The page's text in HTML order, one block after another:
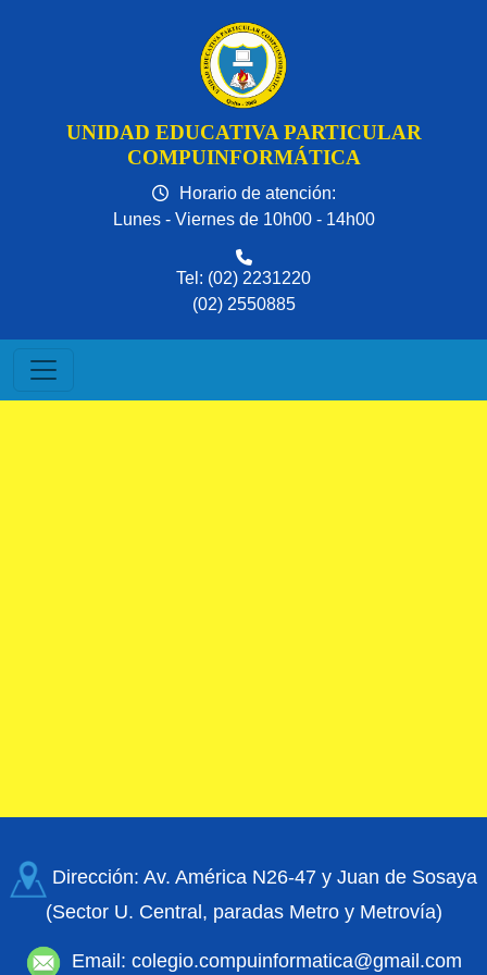
UNIDAD EDUCATIVA PARTICULAR
COMPUINFORMÁTICA
Horario de atención:
Lunes - Viernes de 10h00 - 14h00
Tel: (02) 2231220
(02) 2550885
Dirección: Av. América N26-47 y Juan de Sosaya
(Sector U. Central, paradas Metro y Metrovía)
Email: colegio.compuinformatica@gmail.com